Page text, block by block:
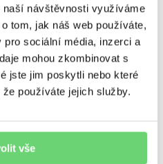
návštěvnosti využíváme
tom, jak náš web používáte,
sociální média, inzerci a
mohou zkombinovat s
jste jim poskytli nebo které
používáte jejich služby.
vše